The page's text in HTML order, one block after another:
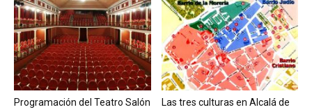
Programación del Teatro Salón
Las tres culturas en Alcalá de